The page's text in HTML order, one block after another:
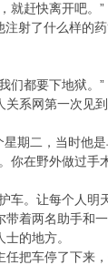
就赶快离开吧。”
注射了什么样的药
们都要下地狱。”
系网第一次见
期二，当时他
你在野外做过手
车。让每个人明
带着两名助手和
的地方。
把车停了下来